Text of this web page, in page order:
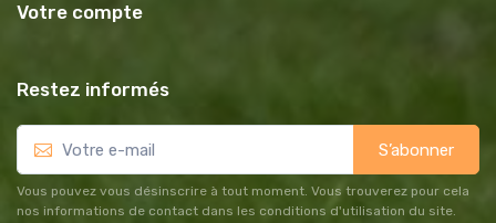
Votre compte
Restez informés
S’abonner
Vous pouvez vous désinscrire à tout moment. Vous trouverez pour cela
nos informations de contact dans les conditions d'utilisation du site.